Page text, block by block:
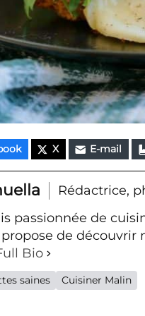
X E-mail
Rédactrice,
passionnée de
de découvrir
Bio
saines Cuisiner Malin